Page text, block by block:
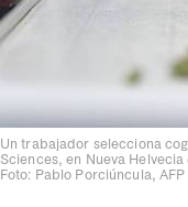
Un trabajador selecciona
Sciences, en Nueva
Foto: Pablo Porciúncula, AFP